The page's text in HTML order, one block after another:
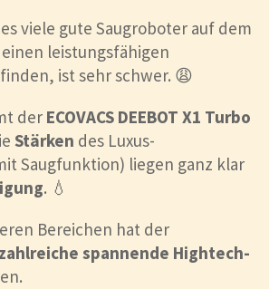
viele gute Saugroboter auf dem
leistungsfähigen
ist sehr schwer. 😩
der ECOVACS DEEBOT X1 Turbo
Stärken des Luxus-
Saugfunktion) liegen ganz klar
. 💧
Bereichen hat der
zahlreiche spannende Hightech-